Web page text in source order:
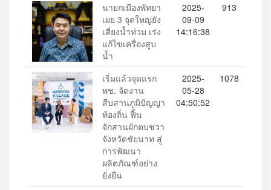
นายกเมืองพัทยา
เผย 3 จุดใหญ่ยัง
เสี่ยงน้ำท่วม เร่ง
แก้ไขเครื่องสูบ
น้ำ
2025-
09-09
14:16:38
913
เริ่มแล้วจุดแรก
พช. จัดงาน
สืบสานภูมิปัญญา
ท้องถิ่น ฟื้น
จักสานผักตบชวา
จังหวัดชัยนาท สู่
การพัฒนา
ผลิตภัณฑ์อย่าง
ยั่งยืน
2025-
05-28
04:50:52
1078